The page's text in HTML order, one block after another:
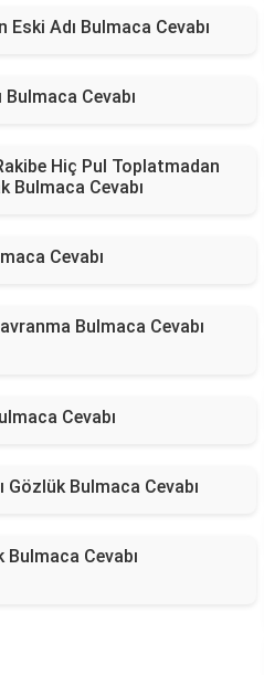
Eski Adı Bulmaca Cevabı
Bulmaca Cevabı
Hiç Pul Toplatmadan
Bulmaca Cevabı
Cevabı
Bulmaca Cevabı
Cevabı
Gözlük Bulmaca Cevabı
Bulmaca Cevabı